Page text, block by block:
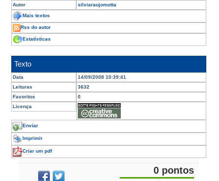
Autor silviaraujomotta
Mais textos
Rss do autor
Estatísticas
Texto
Data
14/09/2008 10:39:41
Leituras
3632
Favoritos
0
Licença
Enviar
Imprimir
Criar um pdf
0 pontos